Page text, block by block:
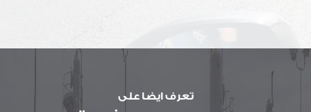
تعرف ايضا على